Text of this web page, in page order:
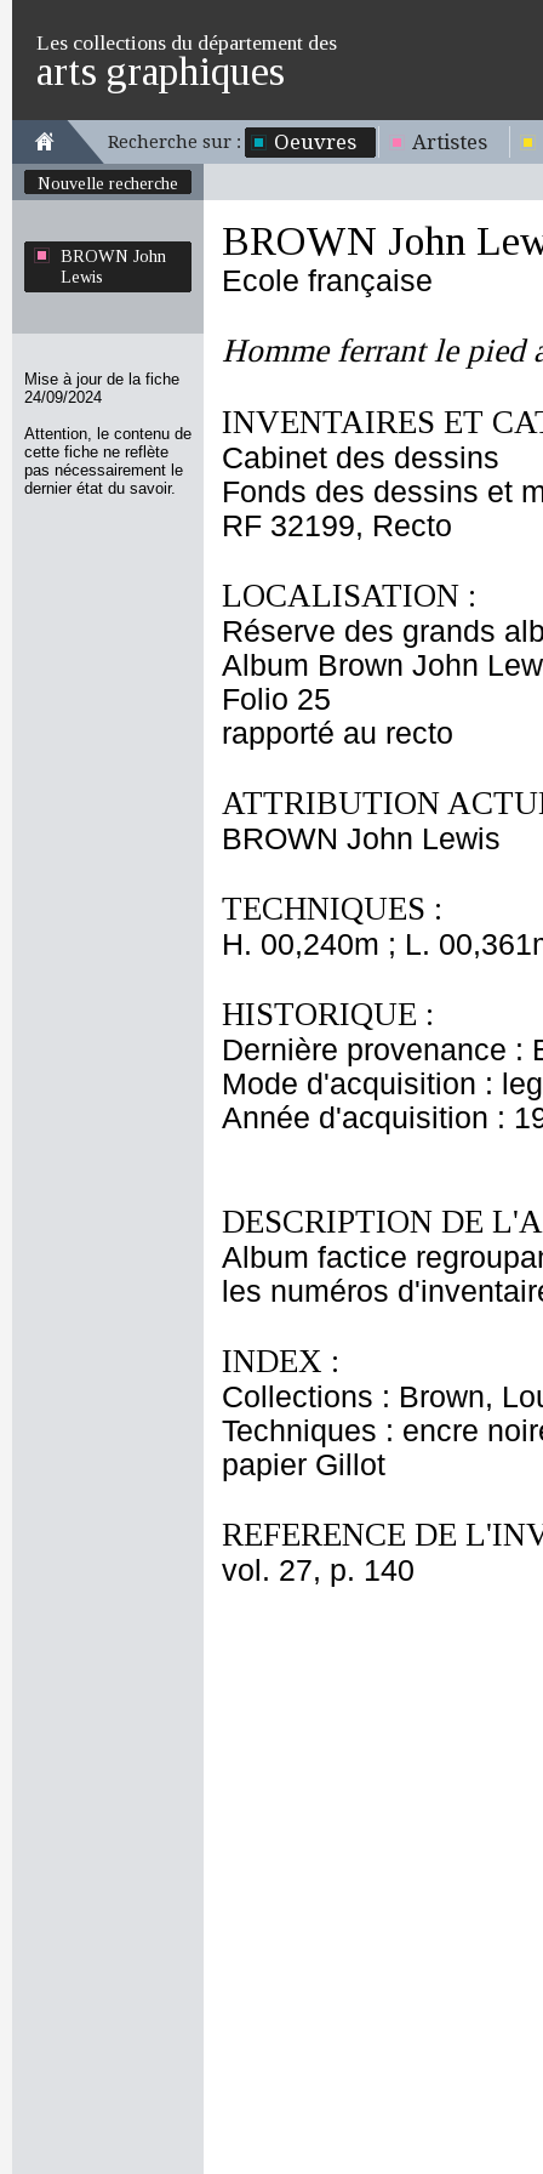
Les collections du département des
arts graphiques
Recherche sur : Oeuvres Artistes
Nouvelle recherche
BROWN John
Lewis
Mise à jour de la fiche
24/09/2024
Attention, le contenu de
cette fiche ne reflète
pas nécessairement le
dernier état du savoir.
BROWN John
Ecole française
Homme ferrant le pied
INVENTAIRES ET
Cabinet des dessins
Fonds des dessins et
RF 32199, Recto
LOCALISATION :
Réserve des grands
Album Brown John
Folio 25
rapporté au recto
ATTRIBUTION
BROWN John Lewis
TECHNIQUES :
H. 00,240m ; L.
HISTORIQUE :
Dernière provenance :
Mode d'acquisition :
Année d'acquisition :
DESCRIPTION DE
Album factice
les numéros
INDEX :
Collections : Brown,
Techniques : encre
papier Gillot
REFERENCE DE
vol. 27, p. 140